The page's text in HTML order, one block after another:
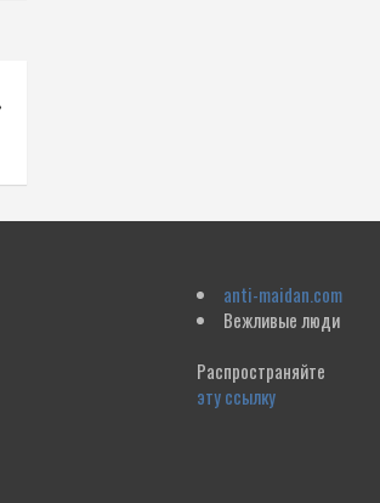
anti-maidan.com
Вежливые люди
Распространяйте
эту ссылку